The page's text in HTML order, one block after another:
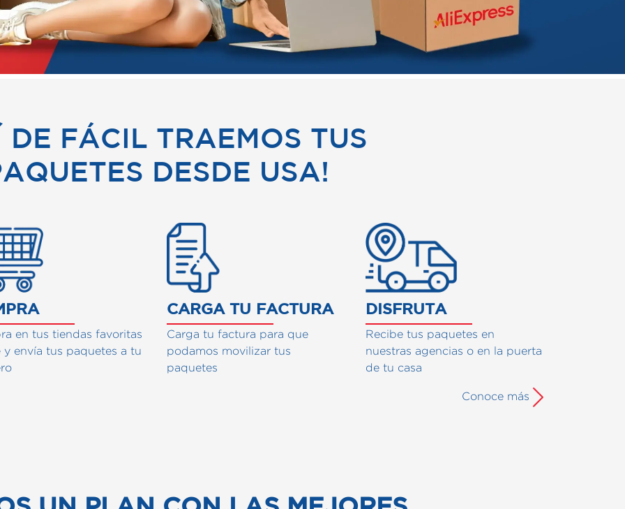
DE FÁCIL TRAEMOS TUS
DESDE USA!
NUESTRO SERVCIO
en tus tiendas favoritas
y envía tus paquetes a tu
CARGA TU FACTURA
Carga tu factura para que
podamos movilizar tus
paquetes
DISFRUTA
Recibe tus paquetes en
nuestras agencias o en la puerta
de tu casa
Conoce más